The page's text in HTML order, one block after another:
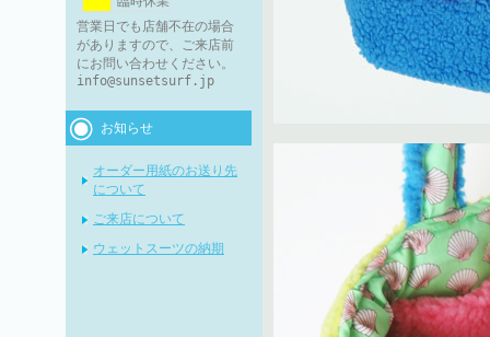
営業日でも店舗不在の場合
がありますので、ご来店前
にお問い合わせください。
info@sunsetsurf.jp
お知らせ
オーダー用紙のお送り先
について
ご来店について
ウェットスーツの納期